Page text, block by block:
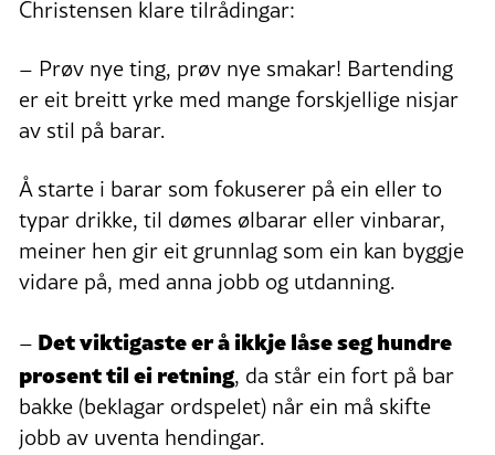
Christensen klare tilrådingar:
– Prøv nye ting, prøv nye smakar! Bartending
er eit breitt yrke med mange forskjellige nisjar
av stil på barar.
Å starte i barar som fokuserer på ein eller to
typar drikke, til dømes ølbarar eller vinbarar,
meiner hen gir eit grunnlag som ein kan byggje
vidare på, med anna jobb og utdanning.
– Det viktigaste er å ikkje låse seg hundre
prosent til ei retning, da står ein fort på bar
bakke (beklagar ordspelet) når ein må skifte
jobb av uventa hendingar.